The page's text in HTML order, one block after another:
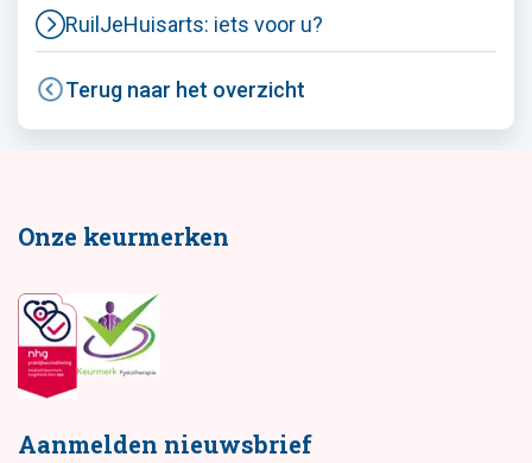
RuilJeHuisarts: iets voor u?
Terug naar het overzicht
Onze keurmerken
Aanmelden nieuwsbrief